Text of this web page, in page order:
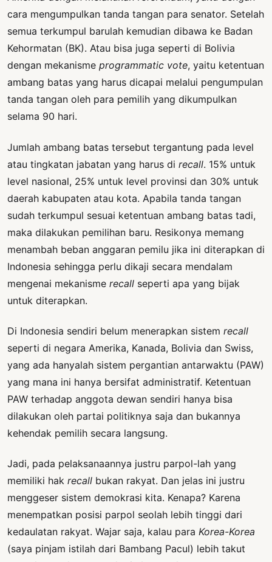
cara mengumpulkan tanda tangan para senator. Setelah
semua terkumpul barulah kemudian dibawa ke Badan
Kehormatan (BK). Atau bisa juga seperti di Bolivia
dengan mekanisme programmatic vote, yaitu ketentuan
ambang batas yang harus dicapai melalui pengumpulan
tanda tangan oleh para pemilih yang dikumpulkan
selama 90 hari.
Jumlah ambang batas tersebut tergantung pada level
atau tingkatan jabatan yang harus di recall. 15% untuk
level nasional, 25% untuk level provinsi dan 30% untuk
daerah kabupaten atau kota. Apabila tanda tangan
sudah terkumpul sesuai ketentuan ambang batas tadi,
maka dilakukan pemilihan baru. Resikonya memang
menambah beban anggaran pemilu jika ini diterapkan di
Indonesia sehingga perlu dikaji secara mendalam
mengenai mekanisme recall seperti apa yang bijak
untuk diterapkan.
Di Indonesia sendiri belum menerapkan sistem recall
seperti di negara Amerika, Kanada, Bolivia dan Swiss,
yang ada hanyalah sistem pergantian antarwaktu (PAW)
yang mana ini hanya bersifat administratif. Ketentuan
PAW terhadap anggota dewan sendiri hanya bisa
dilakukan oleh partai politiknya saja dan bukannya
kehendak pemilih secara langsung.
Jadi, pada pelaksanaannya justru parpol-lah yang
memiliki hak recall bukan rakyat. Dan jelas ini justru
menggeser sistem demokrasi kita. Kenapa? Karena
menempatkan posisi parpol seolah lebih tinggi dari
kedaulatan rakyat. Wajar saja, kalau para Korea-Korea
(saya pinjam istilah dari Bambang Pacul) lebih takut